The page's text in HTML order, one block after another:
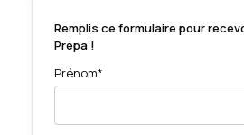
Remplis ce formulaire pour
Prépa !
Prénom*